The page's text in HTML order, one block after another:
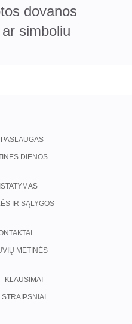
dovanos
simboliu
DIENOS
IR SĄLYGOS
METINĖS
KLAUSIMAI
STRAIPSNIAI